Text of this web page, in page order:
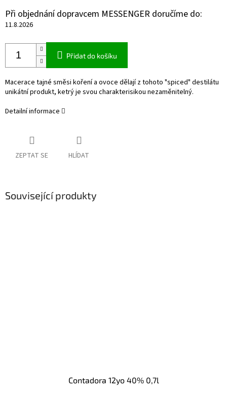
Při objednání dopravcem MESSENGER doručíme do:
11.8.2026
Přidat do košíku
Macerace tajné směsi koření a ovoce dělají z tohoto "spiced" destilátu
unikátní produkt, ketrý je svou charakterisikou nezaměnitelný.
Detailní informace
ZEPTAT SE HLÍDAT
Související produkty
Contadora 12yo 40% 0,7l